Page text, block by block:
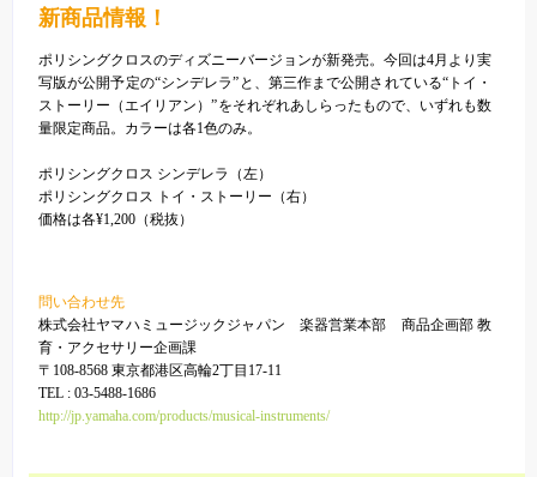
新商品情報！
ポリシングクロスのディズニーバージョンが新発売。今回は4月より実
写版が公開予定の“シンデレラ”と、第三作まで公開されている“トイ・
ストーリー（エイリアン）”をそれぞれあしらったもので、いずれも数
量限定商品。カラーは各1色のみ。
ポリシングクロス シンデレラ（左）
ポリシングクロス トイ・ストーリー（右）
価格は各¥1,200（税抜）
問い合わせ先
株式会社ヤマハミュージックジャパン 楽器営業本部 商品企画部 教
育・アクセサリー企画課
〒108-8568 東京都港区高輪2丁目17-11
TEL : 03-5488-1686
http://jp.yamaha.com/products/musical-instruments/